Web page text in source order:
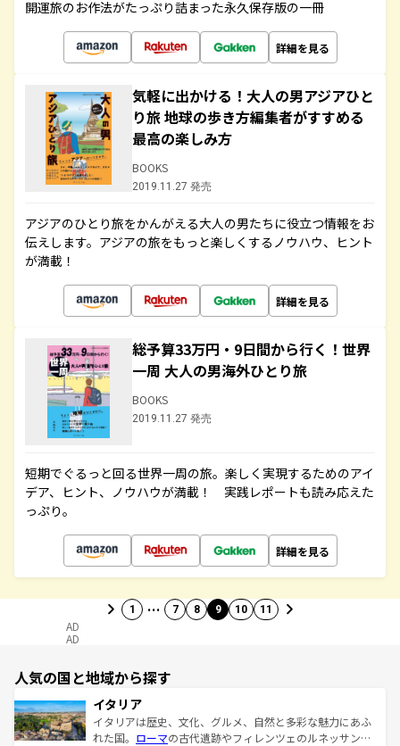
開運旅のお作法がたっぷり詰まった永久保存版の一冊
詳細を見る
気軽に出かける！大人の男アジアひと
り旅 地球の歩き方編集者がすすめる
最高の楽しみ方
BOOKS
2019.11.27 発売
アジアのひとり旅をかんがえる大人の男たちに役立つ情報をお
伝えします。アジアの旅をもっと楽しくするノウハウ、ヒント
が満載！
詳細を見る
総予算33万円・9日間から行く！世界
一周 大人の男海外ひとり旅
BOOKS
2019.11.27 発売
短期でぐるっと回る世界一周の旅。楽しく実現するためのアイ
デア、ヒント、ノウハウが満載！ 実践レポートも読み応えた
っぷり。
詳細を見る
1 … 7 8 9 10 11
AD
AD
人気の国と地域から探す
イタリア
イタリアは歴史、文化、グルメ、自然と多彩な魅力にあふ
れた国。 ローマの古代遺跡やフィレンツェのルネッサンス